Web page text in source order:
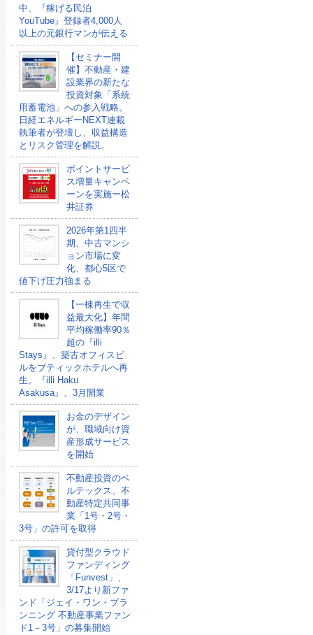
中、『稼げる民泊
YouTube』登録者4,000人
以上の元銀行マンが伝える
【セミナー開
催】不動産・建
設業界の新たな
投資対象「系統
用蓄電池」への参入戦略。
日経エネルギーNEXT連載
執筆者が登壇し、収益構造
とリスク管理を解説。
ポイントサービ
ス増量キャンペ
ーンを実施ー松
井証券
2026年第1四半
期、中古マンシ
ョン市場に変
化、都心5区で
値下げ圧力強まる
【一棟再生で収
益最大化】年間
平均稼働率90％
超の『illi
Stays』、築古オフィスビ
ルをブティックホテルへ再
生。『illi Haku
Asakusa』、3月開業
お金のデザイン
が、職域向け資
産形成サービス
を開始
不動産投資のベ
ルテックス、不
動産特定共同事
業「1号・2号・
3号」の許可を取得
貸付型クラウド
ファンディング
「Funvest」、
3/17より新ファ
ンド「ジェイ・ワン・プラ
ンニング 不動産事業ファン
ド1－3号」の募集開始